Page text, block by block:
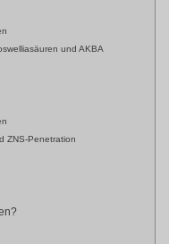
und AKBA
ZNS-Penetration